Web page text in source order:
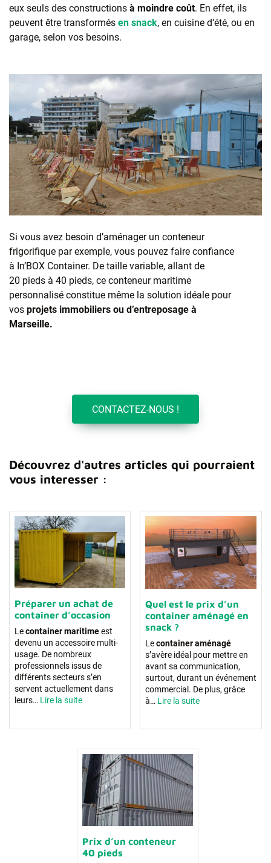
eux seuls des constructions à moindre coût. En effet, ils
peuvent être transformés en snack, en cuisine d’été, ou en
garage, selon vos besoins.
Si vous avez besoin d’aménager un conteneur
frigorifique par exemple, vous pouvez faire confiance
à In’BOX Container. De taille variable, allant de
20 pieds à 40 pieds, ce conteneur maritime
personnalisé constitue même la solution idéale pour
vos projets immobiliers ou d’entreposage à
Marseille.
CONTACTEZ-NOUS !
Découvrez d'autres articles qui pourraient
vous interesser :
Préparer un achat de
container d’occasion
Lecontainer maritimeest
devenu un accessoire multi-
usage. De nombreux
professionnels issus de
différents secteurs s’en
servent actuellement dans
leurs… Lire la suite
Quel est le prix d’un
container aménagé en
snack ?
Lecontainer aménagé
s’avère idéal pour mettre en
avant sa communication,
surtout, durant un événement
commercial. De plus, grâce
à… Lire la suite
Prix d’un conteneur
40 pieds